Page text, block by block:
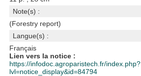
Note(s) :
(Forestry report)
Langue(s) :
Français
Lien vers la notice :
https://infodoc.agroparistech.fr/index.php?
lvl=notice_display&id=84794